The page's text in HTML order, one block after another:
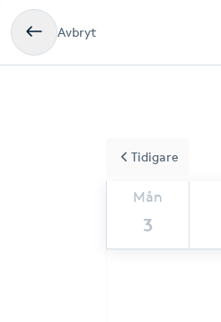
Avbryt
Mån
3
Tidigare